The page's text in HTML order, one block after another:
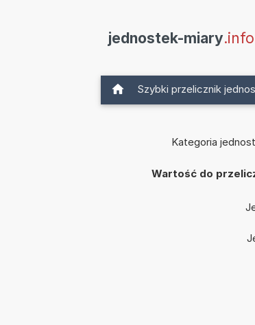
jednostek-miary.info
Szybki przelicznik
Kategoria
Wartość do